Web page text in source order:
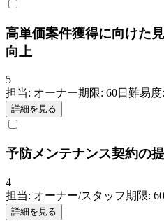
高単価案件獲得に向けた
向上
5
担当: オーナー期限: 60日 難易度:
詳細を見る
予防メンテナンス契約の
4
担当: オーナー/スタッフ期限: 60
詳細を見る